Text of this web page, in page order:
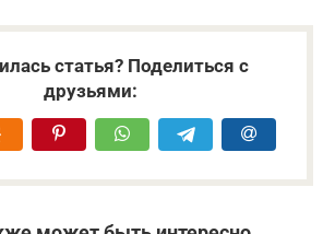
статья? Поделиться с
друзьями: